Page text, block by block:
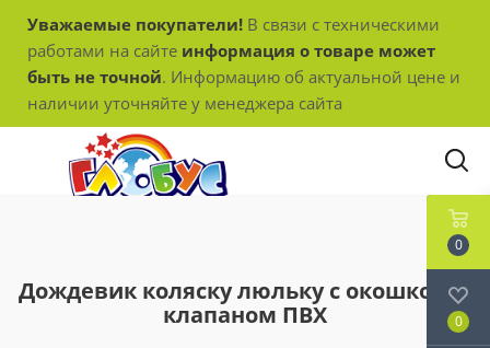
Уважаемые покупатели! В связи с техническими
работами на сайте информация о товаре может
быть не точной. Информацию об актуальной цене и
наличии уточняйте у менеджера сайта
Дождевик коляску люльку с окошком и
клапаном ПВХ
0
0